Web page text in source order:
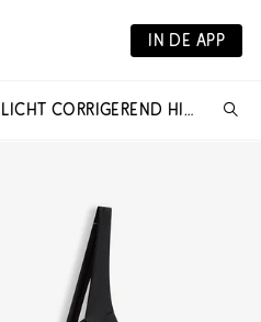
IN DE APP
MINIMIZER BIKINI MET LICHT CORRIGEREND HIGH WAIST BIKINIBROEKJE (2-DLG. SET)